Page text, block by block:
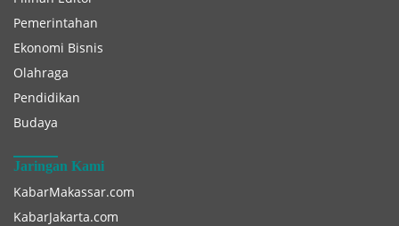
Pemerintahan
Ekonomi Bisnis
Olahraga
Pendidikan
Budaya
Jaringan Kami
KabarMakassar.com
KabarJakarta.com